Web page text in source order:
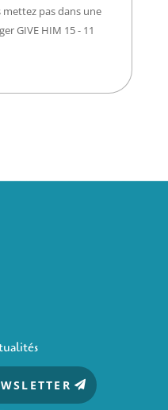
mettez pas dans une
GIVE HIM 15 - 11